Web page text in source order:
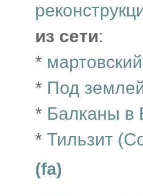
из сети:
*
* Под
* Балканы
* Тильзит
(fa)